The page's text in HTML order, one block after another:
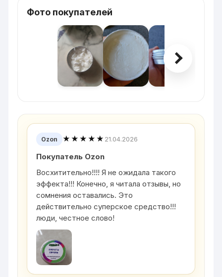
Фото покупателей
Ozon ★★★★★ 21.04.2026
Покупатель Ozon
Восхитительно!!!! Я не ожидала такого
эффекта!!! Конечно, я читала отзывы, но
сомнения оставались. Это
действительно суперское средство!!!
люди, честное слово!